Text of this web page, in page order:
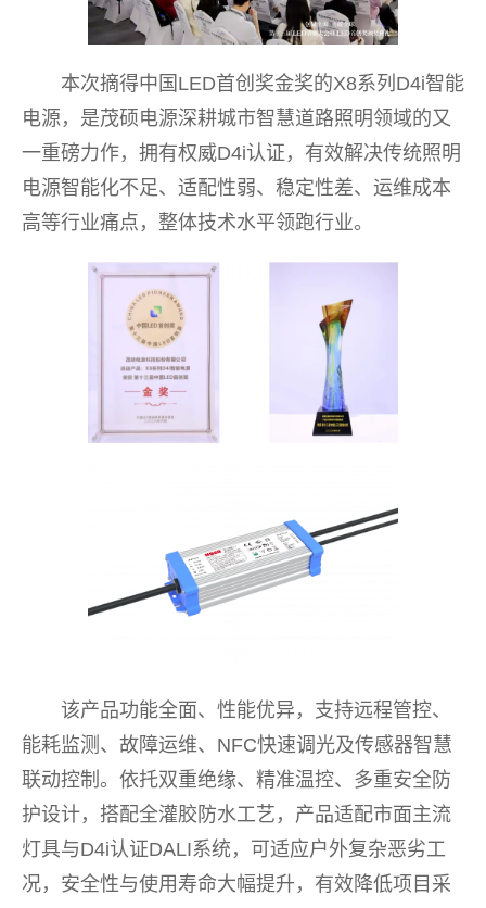
本次摘得中国LED首创奖金奖的X8系列D4i智能
电源，是茂硕电源深耕城市智慧道路照明领域的又
一重磅力作，拥有权威D4i认证，有效解决传统照明
电源智能化不足、适配性弱、稳定性差、运维成本
高等行业痛点，整体技术水平领跑行业。
该产品功能全面、性能优异，支持远程管控、
能耗监测、故障运维、NFC快速调光及传感器智慧
联动控制。依托双重绝缘、精准温控、多重安全防
护设计，搭配全灌胶防水工艺，产品适配市面主流
灯具与D4i认证DALI系统，可适应户外复杂恶劣工
况，安全性与使用寿命大幅提升，有效降低项目采